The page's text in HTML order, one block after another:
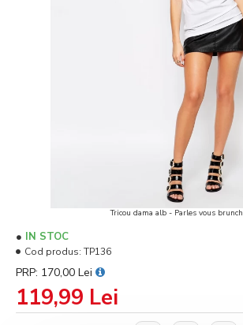
Tricou dama alb - Parles vous brunch
119,99 Lei
PRP: 170,00 Lei
IN STOC
Cod produs: TP136